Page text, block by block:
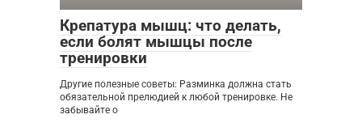
Крепатура мышц: что делать,
если болят мышцы после
тренировки
Другие полезные советы: Разминка должна стать
обязательной прелюдией к любой тренировке. Не
забывайте о